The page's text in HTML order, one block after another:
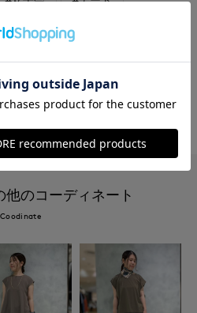
#ウール
ィガン #おでかけ
他のコーディネート
Coodinate